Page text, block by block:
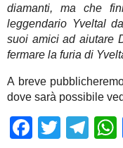
diamanti, ma che
leggendario Yveltal
suoi amici ad aiutare
fermare la furia di
A breve
dove sarà possibile